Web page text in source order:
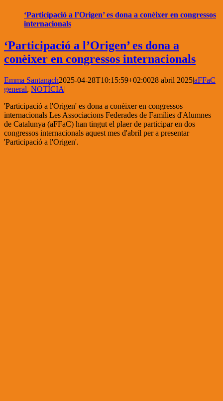
‘Participació a l’Origen’ es dona a conèixer en congressos
internacionals
‘Participació a l’Origen’ es dona a
conèixer en congressos internacionals
Emma Santanach2025-04-28T10:15:59+02:0028 abril 2025|aFFaC
general, NOTÍCIA|
'Participació a l'Origen' es dona a conèixer en congressos
internacionals Les Associacions Federades de Famílies d'Alumnes
de Catalunya (aFFaC) han tingut el plaer de participar en dos
congressos internacionals aquest mes d'abril per a presentar
'Participació a l'Origen'.